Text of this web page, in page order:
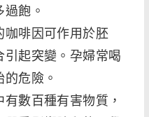
飽。
啡因可作用於胚
起突變。孕婦常喝
危險。
數百種有害物質，